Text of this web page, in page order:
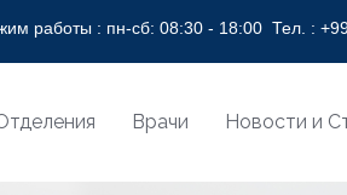
OF LIFE WITH HEALTHY
работы : пн-сб: 08:30 - 18:00Тел. :
Врачи Новости и